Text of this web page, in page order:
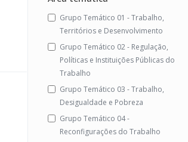
Grupo Temático 01 - Trabalho,
Territórios e Desenvolvimento
Grupo Temático 02 - Regulação,
Políticas e Instituições Públicas do
Trabalho
Grupo Temático 03 - Trabalho,
Desigualdade e Pobreza
Grupo Temático 04 -
Reconfigurações do Trabalho